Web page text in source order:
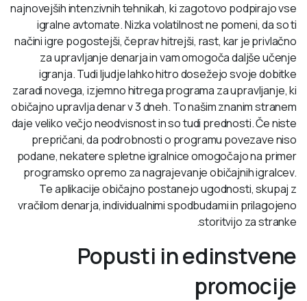
najnovejših intenzivnih tehnikah, ki zagotovo podpirajo vse
igralne avtomate. Nizka volatilnost ne pomeni, da so ti
načini igre pogostejši, čeprav hitrejši, rast, kar je privlačno
za upravljanje denarja in vam omogoča daljše učenje
igranja. Tudi ljudje lahko hitro dosežejo svoje dobitke
zaradi novega, izjemno hitrega programa za upravljanje, ki
običajno upravlja denar v 3 dneh. To našim znanim stranem
daje veliko večjo neodvisnost in so tudi prednosti. Če niste
prepričani, da podrobnosti o programu povezave niso
podane, nekatere spletne igralnice omogočajo na primer
programsko opremo za nagrajevanje običajnih igralcev.
Te aplikacije običajno postanejo ugodnosti, skupaj z
vračilom denarja, individualnimi spodbudami in prilagojeno
storitvijo za stranke.
Popusti in edinstvene
promocije